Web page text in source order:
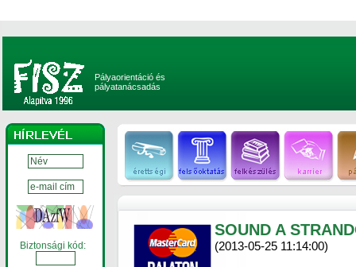
Pályaorientáció és
pályatanácsadás
Biztonsági kód:
SOUND A
(2013-05-25 11:14:00)